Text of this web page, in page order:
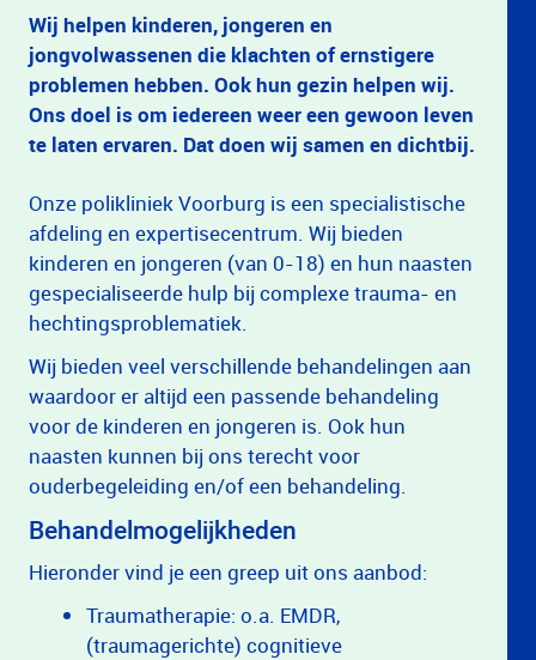
Wij helpen kinderen, jongeren en
jongvolwassenen die klachten of ernstigere
problemen hebben. Ook hun gezin helpen wij.
Ons doel is om iedereen weer een gewoon leven
te laten ervaren. Dat doen wij samen en dichtbij.
Onze polikliniek Voorburg is een specialistische
afdeling en expertisecentrum. Wij bieden
kinderen en jongeren (van 0-18) en hun naasten
gespecialiseerde hulp bij complexe trauma- en
hechtingsproblematiek.
Wij bieden veel verschillende behandelingen aan
waardoor er altijd een passende behandeling
voor de kinderen en jongeren is. Ook hun
naasten kunnen bij ons terecht voor
ouderbegeleiding en/of een behandeling.
Behandelmogelijkheden
Hieronder vind je een greep uit ons aanbod:
Traumatherapie: o.a. EMDR,
(traumagerichte) cognitieve